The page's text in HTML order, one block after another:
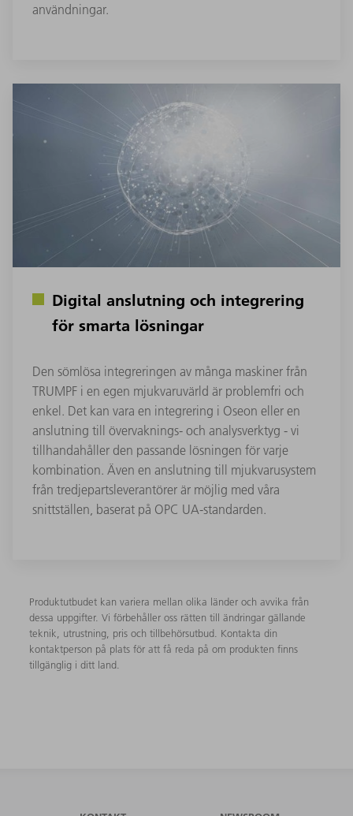
användningar.
Digital anslutning och integrering
för smarta lösningar
Den sömlösa integreringen av många maskiner från
TRUMPF i en egen mjukvaruvärld är problemfri och
enkel. Det kan vara en integrering i Oseon eller en
anslutning till övervaknings- och analysverktyg - vi
tillhandahåller den passande lösningen för varje
kombination. Även en anslutning till mjukvarusystem
från tredjepartsleverantörer är möjlig med våra
snittställen, baserat på OPC UA-standarden.
Produktutbudet kan variera mellan olika länder och avvika från
dessa uppgifter. Vi förbehåller oss rätten till ändringar gällande
teknik, utrustning, pris och tillbehörsutbud. Kontakta din
kontaktperson på plats för att få reda på om produkten finns
tillgänglig i ditt land.